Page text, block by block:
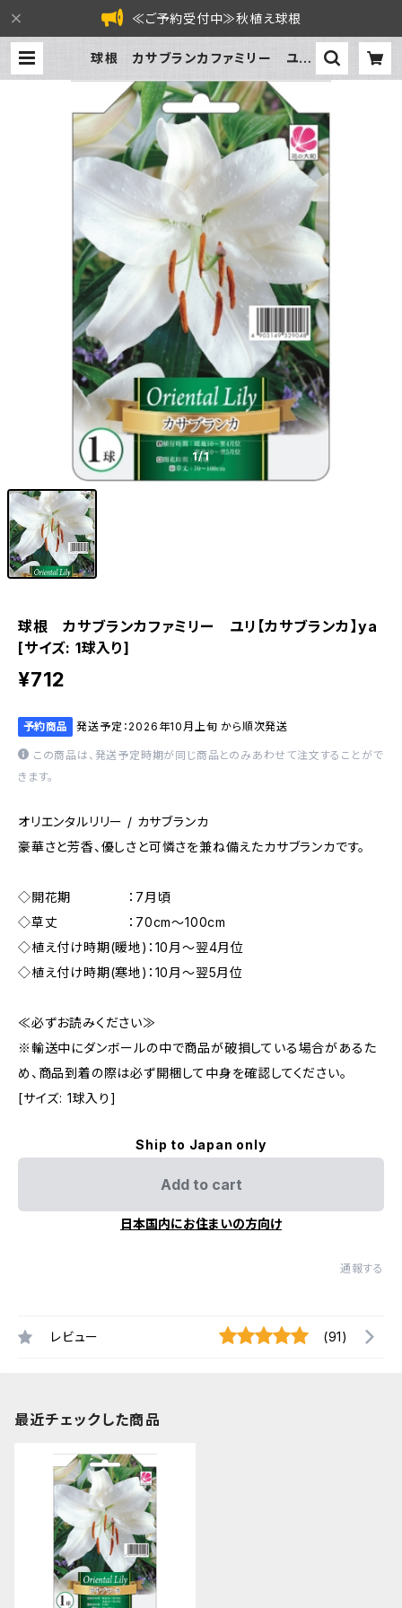
≪ご予約受付中≫秋植え球根
球根 カサブランカファミリー ユリ
| フラワーガーデン泉 オンラインショ
ップ
1/1
球根 カサブランカファミリー ユリ【カサブランカ】ya
[サイズ: 1球入り]
¥712
予約商品 発送予定：2026年10月上旬 から順次発送
この商品は、発送予定時期が同じ商品とのみあわせて注文することがで
きます。
オリエンタルリリー / カサブランカ
豪華さと芳香、優しさと可憐さを兼ね備えたカサブランカです。
◇開花期 ：7月頃
◇草丈 ：70cm～100cm
◇植え付け時期(暖地)：10月～翌4月位
◇植え付け時期(寒地)：10月～翌5月位
≪必ずお読みください≫
※輸送中にダンボールの中で商品が破損している場合があるた
め、商品到着の際は必ず開梱して中身を確認してください。
[サイズ: 1球入り]
Ship to Japan only
Add to cart
日本国内にお住まいの方向け
通報する
レビュー (91)
最近チェックした商品